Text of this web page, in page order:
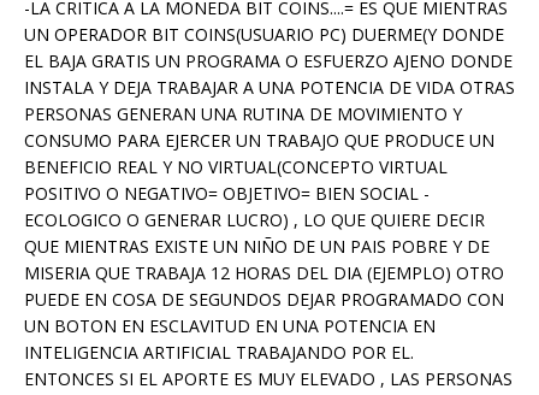
-LA CRITICA A LA MONEDA BIT COINS....= ES QUE MIENTRAS
UN OPERADOR BIT COINS(USUARIO PC) DUERME(Y DONDE
EL BAJA GRATIS UN PROGRAMA O ESFUERZO AJENO DONDE
INSTALA Y DEJA TRABAJAR A UNA POTENCIA DE VIDA OTRAS
PERSONAS GENERAN UNA RUTINA DE MOVIMIENTO Y
CONSUMO PARA EJERCER UN TRABAJO QUE PRODUCE UN
BENEFICIO REAL Y NO VIRTUAL(CONCEPTO VIRTUAL
POSITIVO O NEGATIVO= OBJETIVO= BIEN SOCIAL -
ECOLOGICO O GENERAR LUCRO) , LO QUE QUIERE DECIR
QUE MIENTRAS EXISTE UN NIÑO DE UN PAIS POBRE Y DE
MISERIA QUE TRABAJA 12 HORAS DEL DIA (EJEMPLO) OTRO
PUEDE EN COSA DE SEGUNDOS DEJAR PROGRAMADO CON
UN BOTON EN ESCLAVITUD EN UNA POTENCIA EN
INTELIGENCIA ARTIFICIAL TRABAJANDO POR EL.
ENTONCES SI EL APORTE ES MUY ELEVADO , LAS PERSONAS